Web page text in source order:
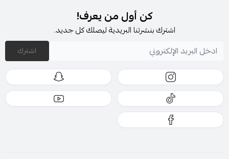
كن أول من يعرف!
اشترك بنشرتنا البريدية ليصلك كل جديد.
اشترك